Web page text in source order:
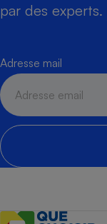
par des experts.
Adresse mail